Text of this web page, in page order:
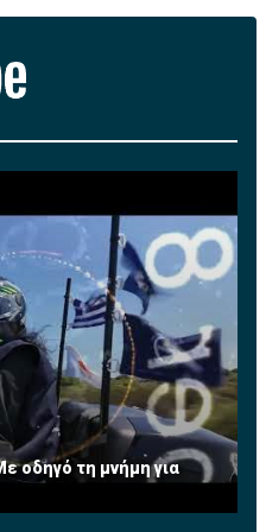
του CEO σε σύγκριση
Ωστόσο, υπάρχουν
τις γυναίκες CEOs να
από τη θέση τους σε
λιγότερες πιθανότητες
τους.
προς τη σωστή
δέκα τελευταία χρόνια,
ανέλαβαν ως CEOs
του κόσμου
εκείνων που
Επίσης, τα τελευταία
των γυναικών που
μεγαλύτερο σε
(3,6% έναντι 2,1%).
οι αριθμοί
οδηγό τη μνήμη για